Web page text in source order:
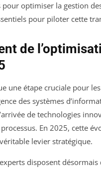
optimiser la gestion
pour piloter cette
de
une étape cruciale pour
des systèmes
de technologies
En 2025, cette
levier stratégique.
disposent désormais